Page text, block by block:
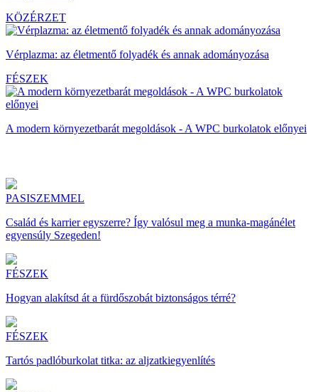
KÖZÉRZET
Vérplazma: az életmentő folyadék és annak adományozása
FÉSZEK
A modern környezetbarát megoldások - A WPC burkolatok előnyei
PASISZEMMEL
Család és karrier egyszerre? Így valósul meg a munka-magánélet
egyensúly Szegeden!
FÉSZEK
Hogyan alakítsd át a fürdőszobát biztonságos térré?
FÉSZEK
Tartós padlóburkolat titka: az aljzatkiegyenlítés